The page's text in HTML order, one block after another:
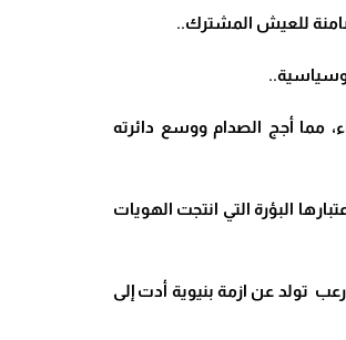
للعيش المشترك..
وسياسية..
مما أجج الصدام ووسع دائرته
البؤرة التي انتجت الهويات
تولد عن ازمة بنيوية أدت إلى